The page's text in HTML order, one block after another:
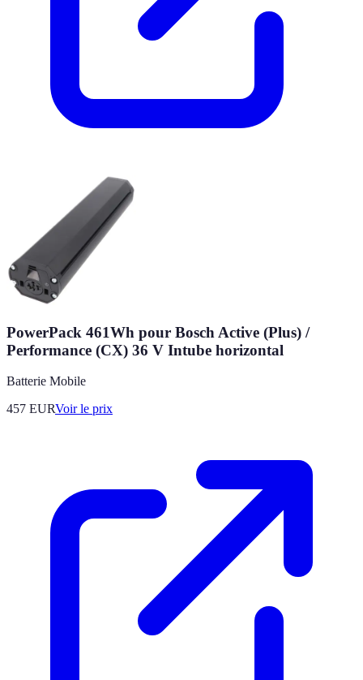
PowerPack 461Wh pour Bosch Active (Plus) /
Performance (CX) 36 V Intube horizontal
Batterie Mobile
457 EURVoir le prix